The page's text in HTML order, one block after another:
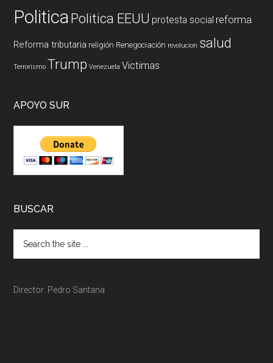
PoliticaPolitica EEUU protesta social reforma
Reforma tributaria religión Renegociación revolucion salud
Terrorismo Trump Venezuela Victimas
APOYO SUR
BUSCAR
Director: Pedro Santana